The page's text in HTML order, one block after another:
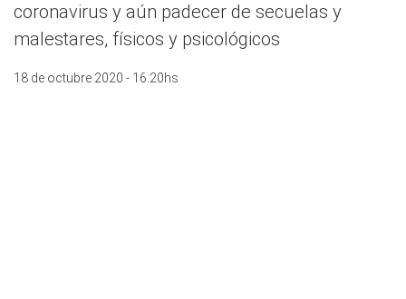
coronavirus y aún padecer de secuelas y
malestares, físicos y psicológicos
18 de octubre 2020 - 16:20hs